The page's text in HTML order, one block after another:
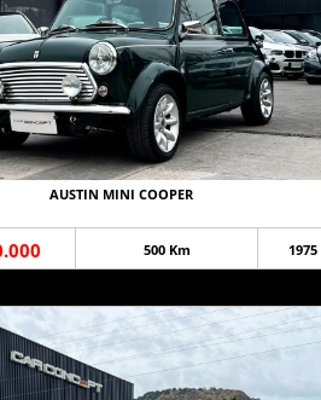
AUSTIN MINI COOPER
500 Km 1975